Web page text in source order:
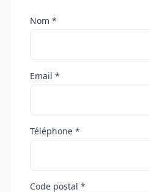
Nom *
Email *
Téléphone *
Code postal *